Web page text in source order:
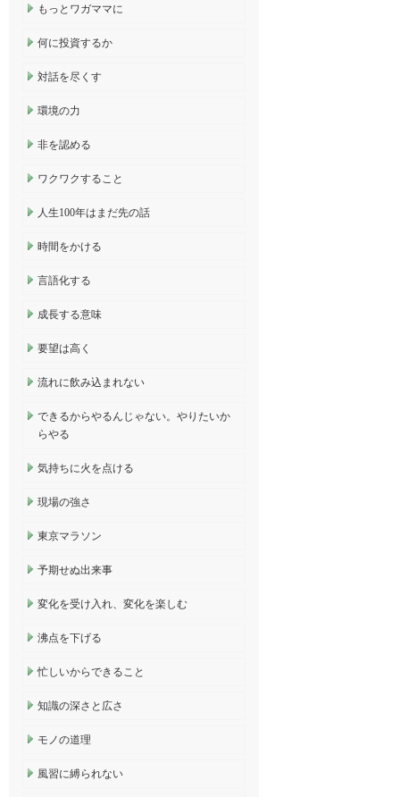
もっとワガママに
何に投資するか
対話を尽くす
環境の力
非を認める
ワクワクすること
人生100年はまだ先の話
時間をかける
言語化する
成長する意味
要望は高く
流れに飲み込まれない
できるからやるんじゃない。やりたいか
らやる
気持ちに火を点ける
現場の強さ
東京マラソン
予期せぬ出来事
変化を受け入れ、変化を楽しむ
沸点を下げる
忙しいからできること
知識の深さと広さ
モノの道理
風習に縛られない